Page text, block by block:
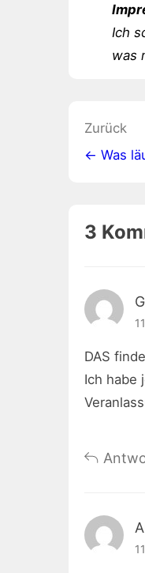
Ich
was
Zurück
← Was
3
DAS
Ich habe